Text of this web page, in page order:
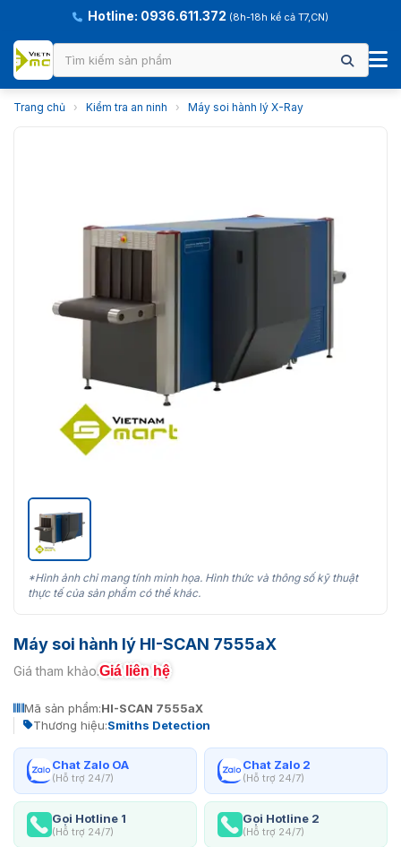
Hotline: 0936.611.372 (8h-18h kể cả T7,CN)
Trang chủ › Kiểm tra an ninh › Máy soi hành lý X-Ray
*Hình ảnh chỉ mang tính minh họa. Hình thức và thông số kỹ thuật
thực tế của sản phẩm có thể khác.
Máy soi hành lý HI-SCAN 7555aX
Giá tham khảo:Giá liên hệ
Mã sản phẩm:HI-SCAN 7555aX
Thương hiệu:Smiths Detection
Chat Zalo OA
(Hỗ trợ 24/7)
Chat Zalo 2
(Hỗ trợ 24/7)
Gọi Hotline 1
(Hỗ trợ 24/7)
Gọi Hotline 2
(Hỗ trợ 24/7)